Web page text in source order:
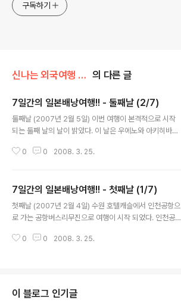
구독하기
신나는 외국여행 =3/일본 2007.2 의 다른 글
7일간의 일본배낭여행!! - 둘째날 (2/7)
둘째날 (2007년 2월 5일) 이번 여행이 본격적으로 시작
되는 둘째 날의 날이 밝았다. 이 날은 우에노와 아키히바라,
에노거리부터 오늘의 일정이 시작되었다. 거리를 돌아다니
이 있어 한번 찍어 보았다. 일본의 모든 골목에는 교차로나
통행방향 등 정확하게 교통기호들이 표시되어 먼 거리에서
도 쉽게 알아볼 수 있었다. 도쿄역 주변은 매우 번화한 거리
등 유흥가이기도 하지만, 매우 깨끗하고 정리가 잘된듯 한
0 0 2008. 3. 25.
7일간의 일본배낭여행!! - 첫째날 (1/7)
첫째날 (2007년 2월 4일) 수원 호텔캐슬에서 인천공항으
로 가는 공항버스리무진으로 여행이 시작 되었다. 인천공
승시간을 기다리다가 너무 심심해서 노트북으로 드라마를
와 죽어라해도 않되는 영어, 역시 만국 공통어인 바디랭귀
지를 이용하여 겨우 찾았다. 깜짝 놀란 건 길을 뭍기 위해
0 0 2008. 3. 25.
이 블로그 인기글